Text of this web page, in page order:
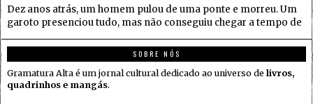
Dez anos atrás, um homem pulou de uma ponte e morreu. Um
garoto presenciou tudo, mas não conseguiu chegar a tempo de
SOBRE NÓS
Gramatura Alta é um jornal cultural dedicado ao universo de livros,
quadrinhos e mangás.